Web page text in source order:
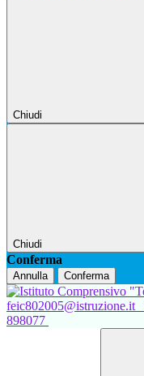
Chiudi
Chiudi
Conferma
Annulla Conferma
feic802005@istruzione.it
898077